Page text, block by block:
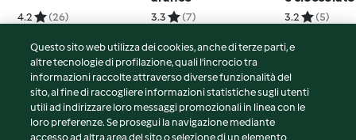
4.2 (26) 3.3 (7)
profumo di
3.2 (5)
© Copyright 2026
Termini del servizio
Questo sito web utilizza dei cookies, anche di terze parti, e
altre tecnologie di profilazione, quali l’incrocio tra
informazioni raccolte attraverso diverse funzionalità del
sito, al fine di raccogliere informazioni statistiche sugli utenti
utili ad indirizzare loro messaggi promozionali in linea con le
loro preferenze. Se prosegui la navigazione mediante
accesso ad altra area del sito o selezione di un elemento